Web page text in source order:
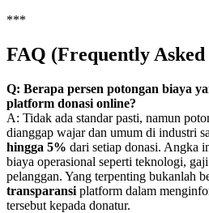
***
FAQ (Frequently Asked
Q: Berapa persen potongan biaya
platform donasi online?
A: Tidak ada standar pasti, namun
dianggap wajar dan umum di industri
hingga 5% dari setiap donasi. Angka
biaya operasional seperti teknologi,
pelanggan. Yang terpenting bukanlah
transparansi platform dalam
tersebut kepada donatur.